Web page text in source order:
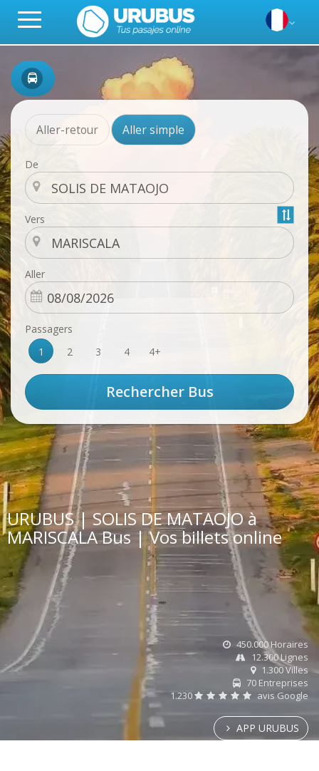
Aller-retour Aller simple
De
Vers
Aller
Passagers
1
2 3 4 4+
URUBUS | SOLIS DE MATAOJO à
MARISCALA Bus | Vos billets online
450.000 Horaires
12.300 Lignes
1.300 Villes
70 Entreprises
1.230
avis Google
APP URUBUS